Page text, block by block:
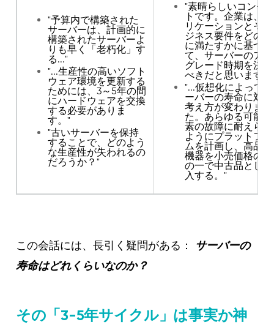
"予算内で構築された
サーバーは、計画的に
構築されたサーバーよ
りも早く「老朽化」す
る..."
"...生産性の高いソフト
ウェア環境を更新する
ためには、3～5年の間
にハードウェアを交換
する必要がありま
す。"
"古いサーバーを保持
することで、どのよう
な生産性が失われるの
だろうか？"
"素晴らしいコンセ
トです。企業は、
リケーションとそ
ジネス要件をどの
に満たすかに基づい
て、サーバーのア
グレード時期を決
べきだと思います
"...仮想化によって
ーバーの寿命に対
考え方が変わりまし
た。あらゆる可能
素の故障に耐えら
ようにプラットフ
ムを計画し、高品
機器を小売価格の
の一で中古品とし
入する。"
この会話には、長引く疑問がある： サーバーの
寿命はどれくらいなのか？
その「3-5年サイクル」は事実か神